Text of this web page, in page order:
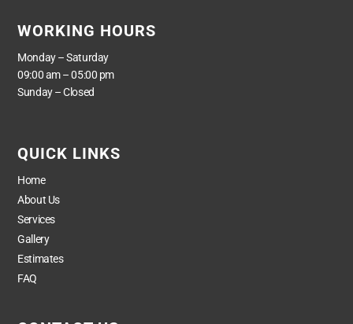
WORKING HOURS
Monday – Saturday
09:00 am – 05:00 pm
Sunday – Closed
QUICK LINKS
Home
About Us
Services
Gallery
Estimates
FAQ